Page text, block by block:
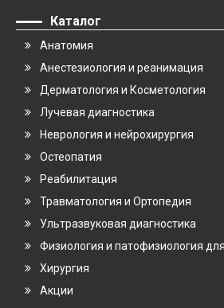
Каталог
Анатомия
Анестезиология и реанимация
Дерматология и Косметология
Лучевая диагностика
Неврология и нейрохирургия
Остеопатия
Реабилитация
Травматология и Ортопедия
Ультразвуковая диагностика
Физиология и патофизиология
Хирургия
Акции